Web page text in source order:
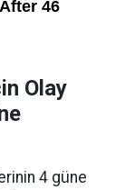
Olay
4 güne